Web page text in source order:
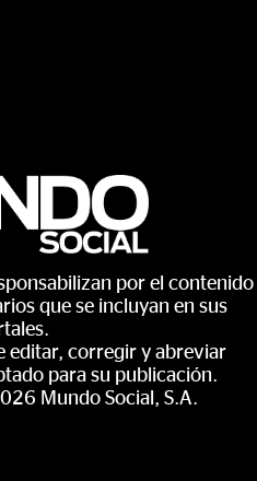
por el contenido
que se incluyan en sus
editar, corregir y abreviar
para su publicación.
Mundo Social, S.A.